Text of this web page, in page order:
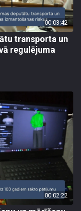
00:03:42
transporta un
regulējuma
00:02:22